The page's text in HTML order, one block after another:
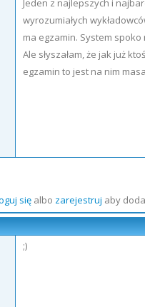
Jeden z najlepszych i
wyrozumiałych
ma egzamin. System spoko
Ale słyszałam, że jak już
egzamin to jest na nim
sięalbo zarejestruj aby
;)